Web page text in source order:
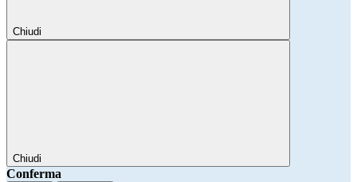
Chiudi
Chiudi
Conferma